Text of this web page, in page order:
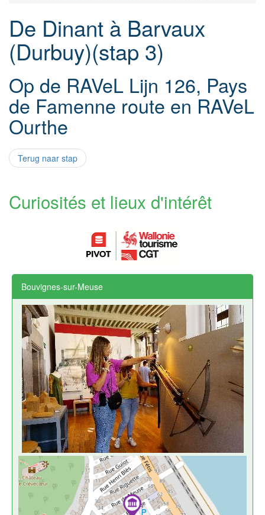
De Dinant à Barvaux
(Durbuy)(stap 3)
Op de RAVeL Lijn 126, Pays
de Famenne route en RAVeL
Ourthe
Terug naar stap
Curiosités et lieux d'intérêt
Bouvignes-sur-Meuse